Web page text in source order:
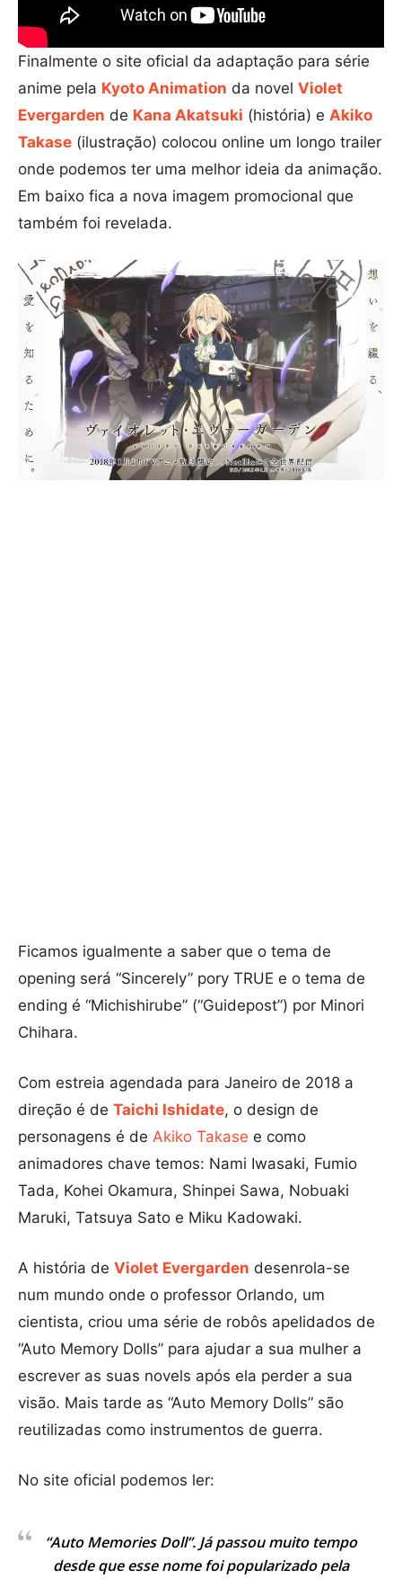
Finalmente o site oficial da adaptação para série
anime pela Kyoto Animation da novel Violet
Evergarden de Kana Akatsuki (história) e Akiko
Takase (ilustração) colocou online um longo trailer
onde podemos ter uma melhor ideia da animação.
Em baixo fica a nova imagem promocional que
também foi revelada.
Ficamos igualmente a saber que o tema de
opening será “Sincerely” pory TRUE e o tema de
ending é “Michishirube” (“Guidepost”) por Minori
Chihara.
Com estreia agendada para Janeiro de 2018 a
direção é de Taichi Ishidate, o design de
personagens é de Akiko Takase e como
animadores chave temos: Nami Iwasaki, Fumio
Tada, Kohei Okamura, Shinpei Sawa, Nobuaki
Maruki, Tatsuya Sato e Miku Kadowaki.
A história de Violet Evergarden desenrola-se
num mundo onde o professor Orlando, um
cientista, criou uma série de robôs apelidados de
“Auto Memory Dolls” para ajudar a sua mulher a
escrever as suas novels após ela perder a sua
visão. Mais tarde as “Auto Memory Dolls” são
reutilizadas como instrumentos de guerra.
No site oficial podemos ler:
“Auto Memories Doll”. Já passou muito tempo
desde que esse nome foi popularizado pela